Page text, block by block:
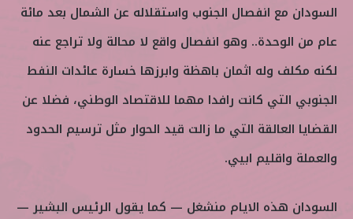
السودان مع انفصال الجنوب واستقلاله عن الشمال بعد مائة
عام من الوحدة.. وهو انفصال واقع لا محالة ولا تراجع عنه
لكنه مكلف وله اثمان باهظة وابرزها خسارة عائدات النفط
الجنوبي التي كانت رافدا مهما للاقتصاد الوطني، فضلا عن
القضايا العالقة التي ما زالت قيد الحوار مثل ترسيم الحدود
والعملة واقليم ابيي.
السودان هذه الايام منشغل — كما يقول الرئيس البشير —